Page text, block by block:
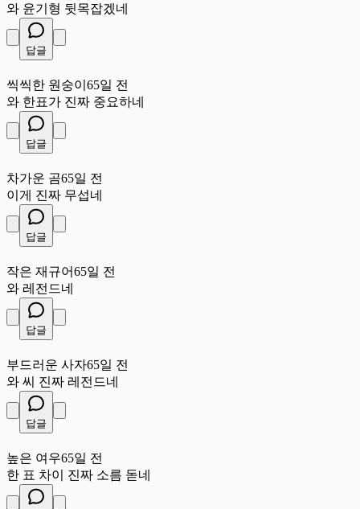
와 윤기형 뒷목잡겠네
답글
씩씩한 원숭이 65일 전
와 한표가 진짜 중요하네
답글
차가운 곰65일 전
이게 진짜 무섭네
답글
작은 재규어65일 전
와 레전드네
답글
부드러운 사자65일 전
와 씨 진짜 레전드네
답글
높은 여우65일 전
한 표 차이 진짜 소름 돋네